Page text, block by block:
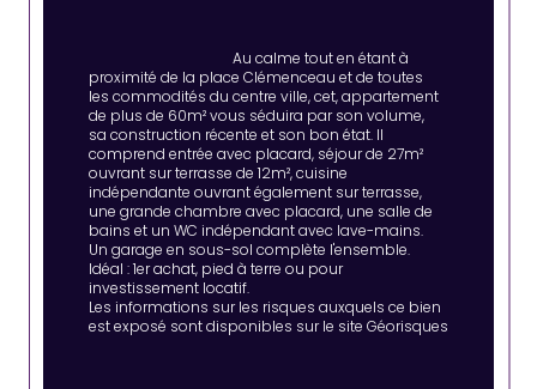
proximité de la place Clémenceau et de toutes
les commodités du centre ville, cet, appartement
de plus de 60m² vous séduira par son volume,
sa construction récente et son bon état. Il
comprend entrée avec placard, séjour de 27m²
ouvrant sur terrasse de 12m², cuisine
indépendante ouvrant également sur terrasse,
une grande chambre avec placard, une salle de
bains et un WC indépendant avec lave-mains.
Un garage en sous-sol complète l'ensemble.
Idéal : 1er achat, pied à terre ou pour
investissement locatif.
Les informations sur les risques auxquels ce bien
est exposé sont disponibles sur le site Géorisques